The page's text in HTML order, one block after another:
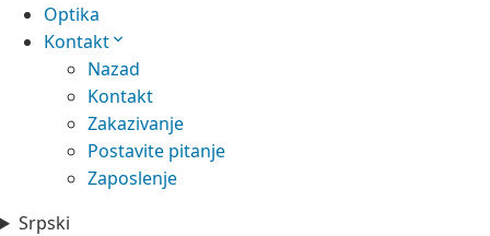
Optika
Kontakt
Nazad
Kontakt
Zakazivanje
Postavite pitanje
Zaposlenje
Srpski